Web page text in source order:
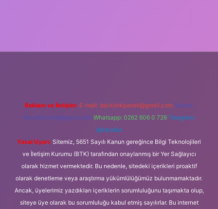
Reklam ve İletişim: E-mail: backlinkpaneli@gmail.com Teams:
forumhizmeti@gmail.com Whatsapp: 0262 606 0 726 Telegram:
@karabul
Yasal Uyarı: Sitemiz, 5651 Sayılı Kanun gereğince Bilgi Teknolojileri
ve İletişim Kurumu (BTK) tarafından onaylanmış bir Yer Sağlayıcı
olarak hizmet vermektedir. Bu nedenle, sitedeki içerikleri proaktif
olarak denetleme veya araştırma yükümlülüğümüz bulunmamaktadır.
Ancak, üyelerimiz yazdıkları içeriklerin sorumluluğunu taşımakta olup,
siteye üye olarak bu sorumluluğu kabul etmiş sayılırlar. Bu internet